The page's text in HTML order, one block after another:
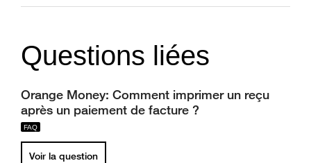
Questions liées
Orange Money: Comment imprimer un reçu
après un paiement de facture ?
Voir la question